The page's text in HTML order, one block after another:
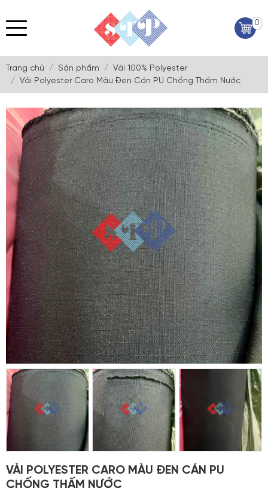
0
Trang chủ Sản phẩm
Vải 100% Polyester
Vải Polyester Caro Màu Đen Cán PU Chống Thấm Nước
VẢI POLYESTER CARO MÀU ĐEN CÁN PU
CHỐNG THẤM NƯỚC